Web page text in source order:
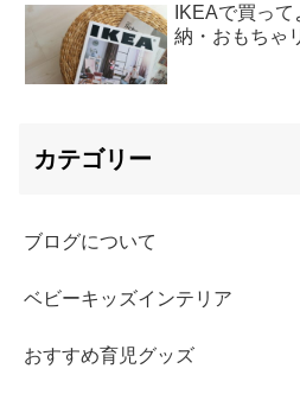
IKEAで買っ
納・おもちゃ
カテゴリー
ブログについて
ベビーキッズインテリア
おすすめ育児グッズ